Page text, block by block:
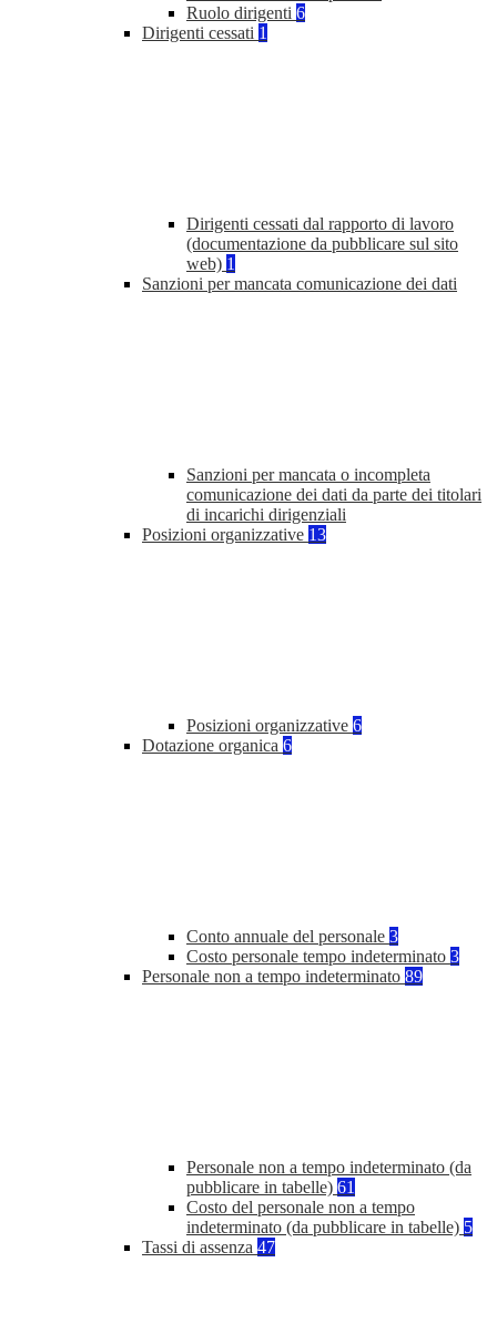
Ruolo dirigenti 6
Dirigenti cessati 1
Dirigenti cessati dal rapporto di lavoro
(documentazione da pubblicare sul sito
web) 1
Sanzioni per mancata comunicazione dei dati
Sanzioni per mancata o incompleta
comunicazione dei dati da parte dei titolari
di incarichi dirigenziali
Posizioni organizzative 13
Posizioni organizzative 6
Dotazione organica 6
Conto annuale del personale 3
Costo personale tempo indeterminato 3
Personale non a tempo indeterminato 89
Personale non a tempo indeterminato (da
pubblicare in tabelle) 61
Costo del personale non a tempo
indeterminato (da pubblicare in tabelle) 5
Tassi di assenza 47